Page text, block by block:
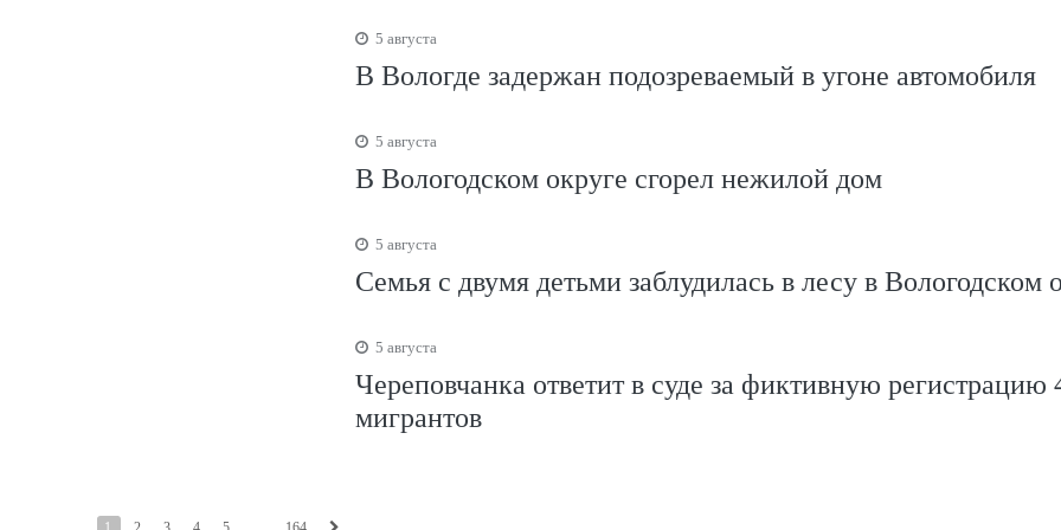
5 августа
В Вологде задержан подозреваемый в угоне автомобиля
5 августа
В Вологодском округе сгорел нежилой дом
5 августа
Семья с двумя детьми заблудилась в лесу в Вологодском
5 августа
Череповчанка ответит в суде за фиктивную регистрацию
мигрантов